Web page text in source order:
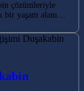
çözümleriyle
bir yaşam alanı…